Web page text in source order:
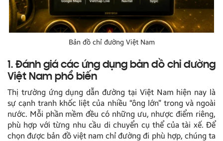
Bản đồ chỉ đường Việt Nam
1. Đánh giá các ứng dụng bản đồ chỉ đường
Việt Nam phổ biến
Thị trường ứng dụng dẫn đường tại Việt Nam hiện nay là
sự cạnh tranh khốc liệt của nhiều “ông lớn” trong và ngoài
nước. Mỗi phần mềm đều có những ưu, nhược điểm riêng,
phù hợp với từng nhu cầu di chuyển cụ thể của tài xế. Để
chọn được bản đồ việt nam chỉ đường đi phù hợp, chúng ta